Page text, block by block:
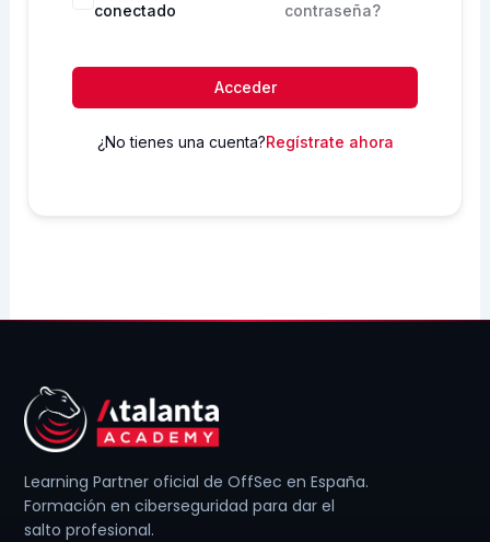
conectado
contraseña?
Acceder
¿No tienes una cuenta?Regístrate ahora
Learning Partner oficial de OffSec en España.
Formación en ciberseguridad para dar el
salto profesional.